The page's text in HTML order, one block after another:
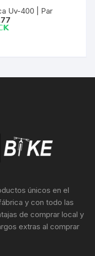
Uv-400 | Par
El
únicos en el
y con todo las
de comprar local y
extras al comprar